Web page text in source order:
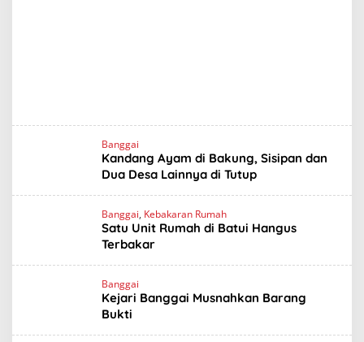
Banggai
Kandang Ayam di Bakung, Sisipan dan
Dua Desa Lainnya di Tutup
Banggai, Kebakaran Rumah
Satu Unit Rumah di Batui Hangus
Terbakar
Banggai
Kejari Banggai Musnahkan Barang
Bukti